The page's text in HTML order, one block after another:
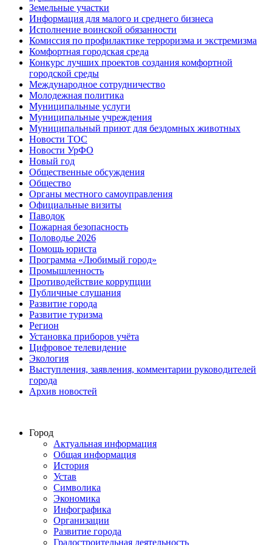
Земельные участки
Информация для малого и среднего бизнеса
Исполнение воинской обязанности
Комиссия по профилактике терроризма и экстремизма
Комфортная городская среда
Конкурс лучших проектов создания комфортной
городской среды
Международное сотрудничество
Молодежная политика
Муниципальные услуги
Муниципальные учреждения
Муниципальный приют для бездомных животных
Новости ТОС
Новости УрФО
Новый год
Общественные обсуждения
Общество
Органы местного самоуправления
Официальные визиты
Паводок
Пожарная безопасность
Половодье 2026
Помощь юриста
Программа «Любимый город»
Промышленность
Противодействие коррупции
Публичные слушания
Развитие города
Развитие туризма
Регион
Установка приборов учёта
Цифровое телевидение
Экология
Выступления, заявления, комментарии руководителей
города
Архив новостей
Город
Актуальная информация
Общая информация
История
Устав
Символика
Экономика
Инфографика
Организации
Развитие города
Градостроительная деятельность